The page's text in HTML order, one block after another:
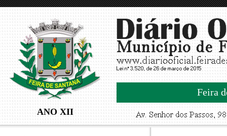
ANO XII
Feira